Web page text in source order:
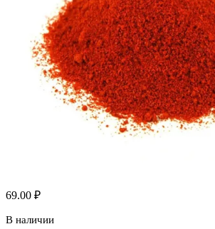
69.00 ₽
В наличии